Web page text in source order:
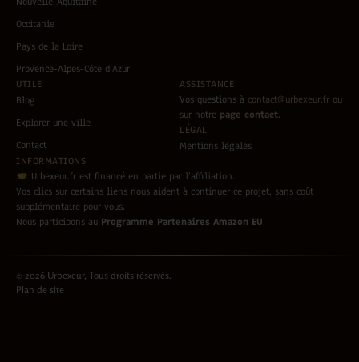
Occitanie
Pays de la Loire
Provence-Alpes-Côte d’Azur
UTILE
Blog
Explorer une ville
Contact
ASSISTANCE
Vos questions à contact@urbexeur.fr ou
sur notre page contact.
LÉGAL
Mentions légales
INFORMATIONS
Urbexeur.fr est financé en partie par l’affiliation.
Vos clics sur certains liens nous aident à continuer ce projet, sans coût
supplémentaire pour vous.
Nous participons au Programme Partenaires Amazon EU.
© 2026 Urbexeur, Tous droits réservés.
Plan de site